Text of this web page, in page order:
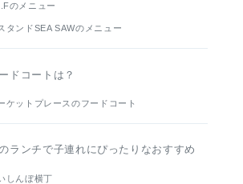
のメニュー
タンドSEA SAWのメニュー
ドコートは？
ケットプレースのフードコート
ランチで子連れにぴったりなおすすめ
しんぼ横丁